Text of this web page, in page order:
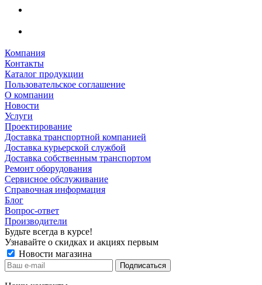
Компания
Контакты
Каталог продукции
Пользовательское соглашение
О компании
Новости
Услуги
Проектирование
Доставка транспортной компанией
Доставка курьерской службой
Доставка собственным транспортом
Ремонт оборудования
Сервисное обслуживание
Справочная информация
Блог
Вопрос-ответ
Производители
Будьте всегда в курсе!
Узнавайте о скидках и акциях первым
Новости магазина